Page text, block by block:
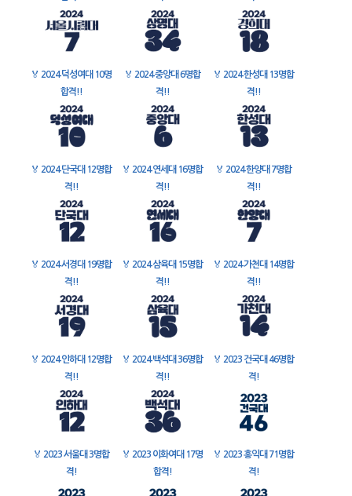
🏅 2024 덕성여대 10명
합격!!
🏅 2024 중앙대 6명합
격!!
🏅 2024 한성대 13명합
격!!
🏅 2024 단국대 12명합
격!!
🏅 2024 연세대 16명합
격!!
🏅 2024 한양대 7명합
격!!
🏅 2024 서경대 19명합
격!!
🏅 2024 삼육대 15명합
격!!
🏅 2024 가천대 14명합
격!!
🏅 2024 인하대 12명합
격!!
🏅 2024 백석대 36명합
격!!
🏅 2023 건국대 46명합
격!
🏅 2023 서울대 3명합
격!
🏅 2023 이화여대 17명
합격!
🏅 2023 홍익대 71명합
격!